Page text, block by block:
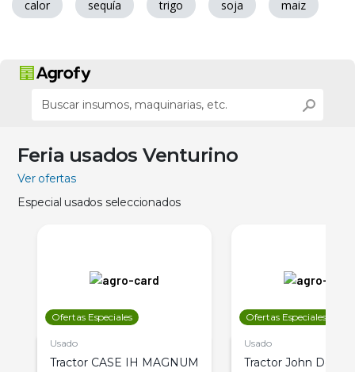
calor sequía trigo soja maiz
Feria usados Venturino
Ver ofertas
Especial usados seleccionados
Ofertas Especiales
Usado
Tractor CASE IH MAGNUM
Ofertas Especiales
Usado
Tractor John Deere